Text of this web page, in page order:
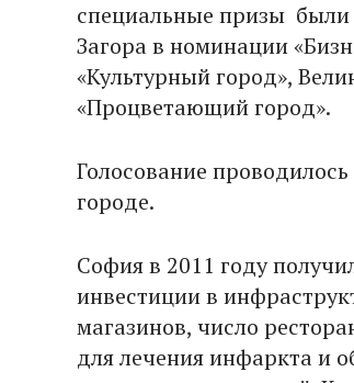
специальные призы
Загора в номинации
«Культурный город»,
«Процветающий город».
Голосование
городе.
София в 2011 году
инвестиции в
магазинов, число
для лечения инфаркта и